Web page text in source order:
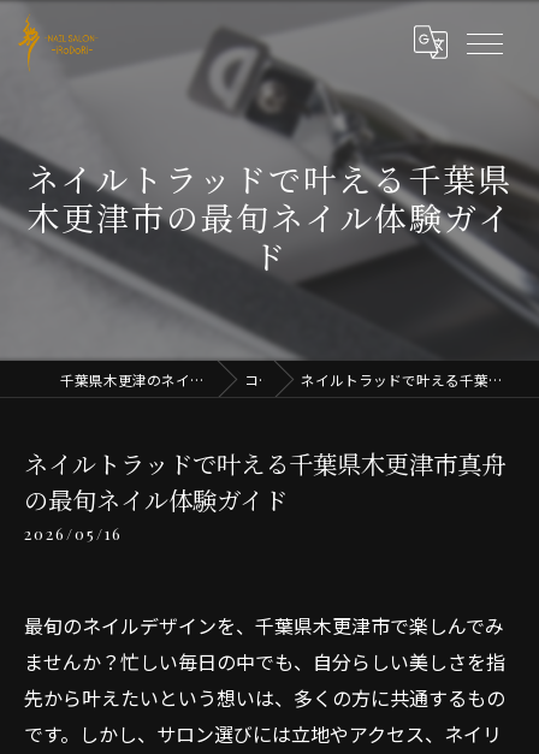
ネイルトラッドで叶える千葉県
木更津市の最旬ネイル体験ガイ
ド
千葉県木更津のネイルならNAIL SALON iRoDoRi コラム ネイルトラッドで叶える千葉県木更津市真舟の最旬ネイル体験ガイド
ネイルトラッドで叶える千葉県木更津市真舟
の最旬ネイル体験ガイド
2026/05/16
最旬のネイルデザインを、千葉県木更津市で楽しんでみ
ませんか？忙しい毎日の中でも、自分らしい美しさを指
先から叶えたいという想いは、多くの方に共通するもの
です。しかし、サロン選びには立地やアクセス、ネイリ